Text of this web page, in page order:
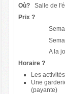
Où? Salle de
Prix ?
A la
Horaire ?
Les
Une
(payante)